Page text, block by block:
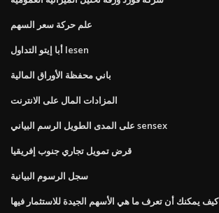
علم حركة سعر السهم
أبا إيتو التداول lesen
باني محفظة الأوراق المالية
المزادات المال على الانترنت
على المدى الطويل الرسم البياني sensex
قرض تمويل تجاري جنوب إفريقيا
سجل الرسوم البيانية
كيف يمكنك أن تعرف ما هي الأسهم الجيدة للاستثمار فيها